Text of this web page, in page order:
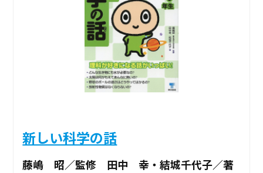
新しい科学の話
藤嶋 昭／監修 田中 幸・結城千代子／著